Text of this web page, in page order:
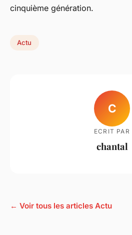
cinquième génération.
Actu
C
ECRIT PAR
chantal
← Voir tous les articles Actu